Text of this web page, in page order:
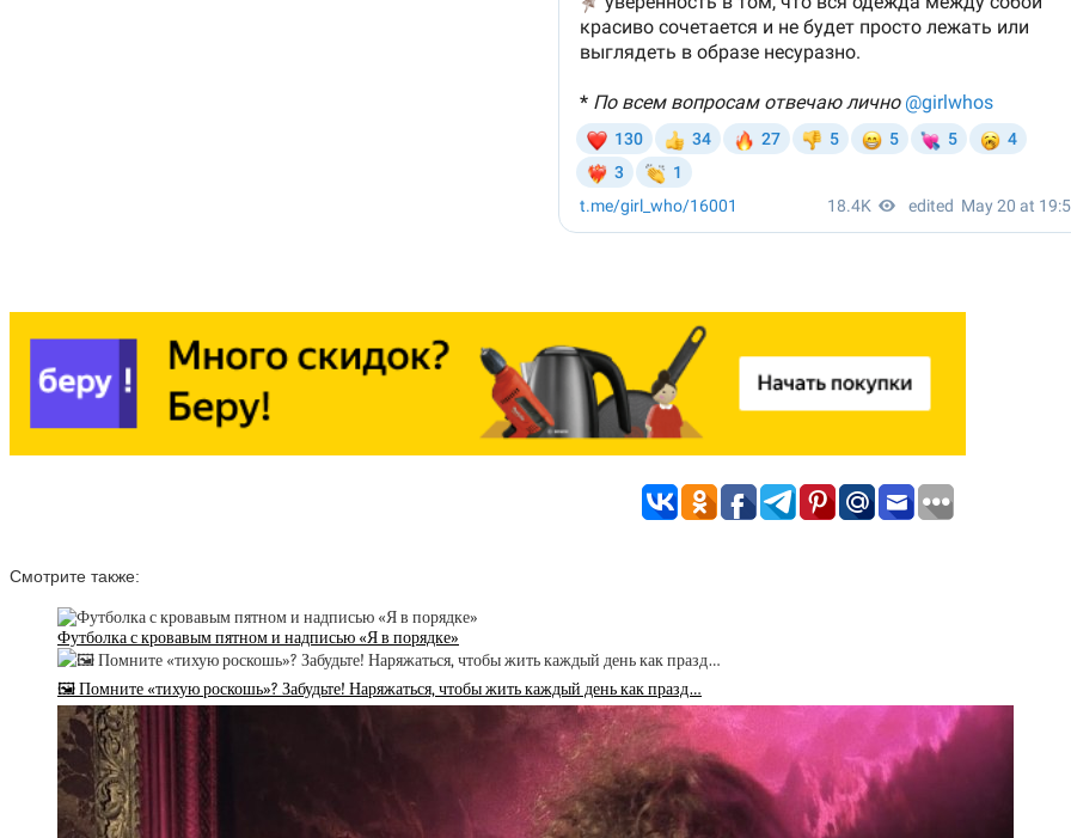
Смотрите также:
Футболка с кровавым пятном и надписью «Я в порядке»
🖼 Помните «тихую роскошь»? Забудьте! Наряжаться, чтобы жить каждый день как празд…